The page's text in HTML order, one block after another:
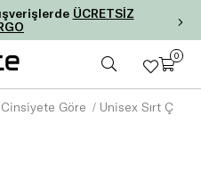
ÜCRETSİZ
0
Cinsiyete Göre Unisex Sırt